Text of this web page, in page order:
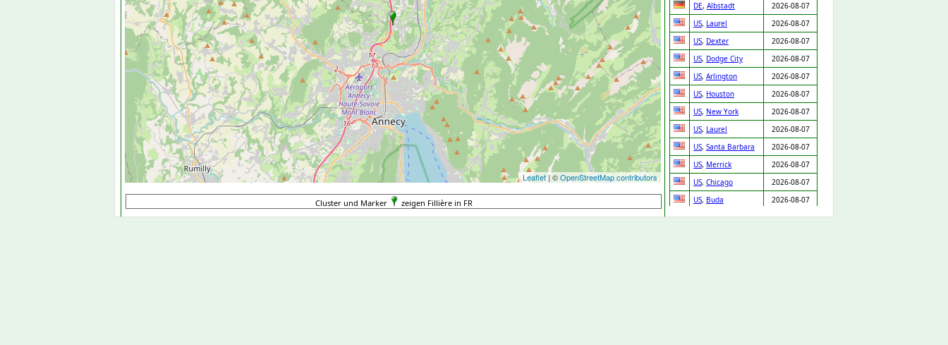
Leaflet | ©OpenStreetMap contributors
DE, Albstadt
2026-08-07
US, Laurel
2026-08-07
US, Dexter
2026-08-07
US, Dodge City
2026-08-07
US, Arlington
2026-08-07
US, Houston
2026-08-07
US, New York
2026-08-07
US, Laurel
2026-08-07
US, Santa Barbara
2026-08-07
US, Merrick
2026-08-07
US, Chicago
2026-08-07
US, Buda
2026-08-07
US,Houston
2026-08-07
Cluster und Marker zeigen Fillière in FR